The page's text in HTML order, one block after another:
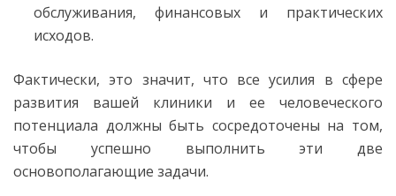
обслуживания, финансовых и практических
исходов.
Фактически, это значит, что все усилия в сфере
развития вашей клиники и ее человеческого
потенциала должны быть сосредоточены на том,
чтобы успешно выполнить эти две
основополагающие задачи.